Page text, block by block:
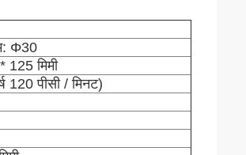
Φ30
मिमी
120 पीसी / मिनट)